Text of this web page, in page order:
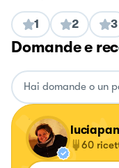
1 2 3
Domande e
60